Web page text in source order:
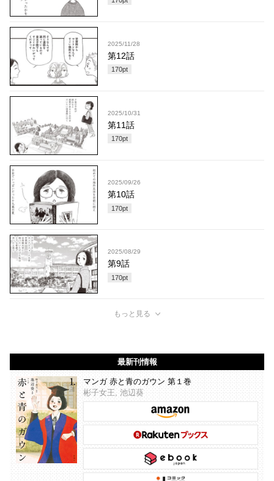
2025/11/28
第12話
170pt
2025/10/31
第11話
170pt
2025/09/26
第10話
170pt
2025/08/29
第9話
170pt
もっと見る
最新刊情報
マンガ 赤と青のガウン 第１巻
彬子女王, 池辺葵